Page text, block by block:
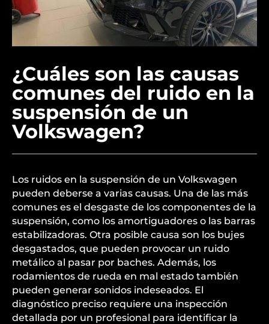
¿Cuáles son las causas
comunes del ruido en la
suspensión de un
Volkswagen?
Los ruidos en la suspensión de un Volkswagen
pueden deberse a varias causas. Una de las más
comunes es el desgaste de los componentes de la
suspensión, como los amortiguadores o las barras
estabilizadoras. Otra posible causa son los bujes
desgastados, que pueden provocar un ruido
metálico al pasar por baches. Además, los
rodamientos de rueda en mal estado también
pueden generar sonidos indeseados. El
diagnóstico preciso requiere una inspección
detallada por un profesional para identificar la